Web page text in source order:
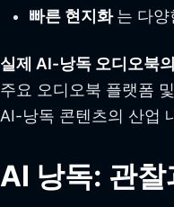
빠른 현지화는 다
실제 AI-낭독 오디오북
주요 오디오북 플랫폼
AI-낭독 콘텐츠의 산업
AI 낭독: 관찰